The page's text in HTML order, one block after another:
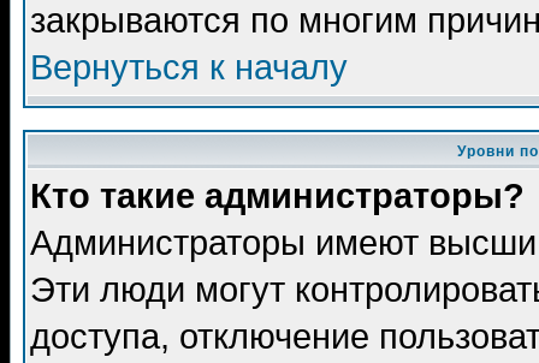
закрываются по многим
Вернуться к началу
Уровни
Кто такие администраторы?
Администраторы имеют
Эти люди могут
доступа, отключение